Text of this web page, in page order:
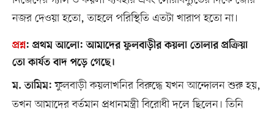
নজর দেওয়া হতো, তাহলে পরিস্থিতি এতটা খারাপ হতো না।
প্রশ্ন: প্রথম আলো: আমাদের ফুলবাড়ীর কয়লা তোলার প্রক্রিয়া
তো কার্যত বাদ পড়ে গেছে।
ম. তামিম: ফুলবাড়ী কয়লাখনির বিরুদ্ধে যখন আন্দোলন শুরু হয়,
তখন আমাদের বর্তমান প্রধানমন্ত্রী বিরোধী দলে ছিলেন। তিনি